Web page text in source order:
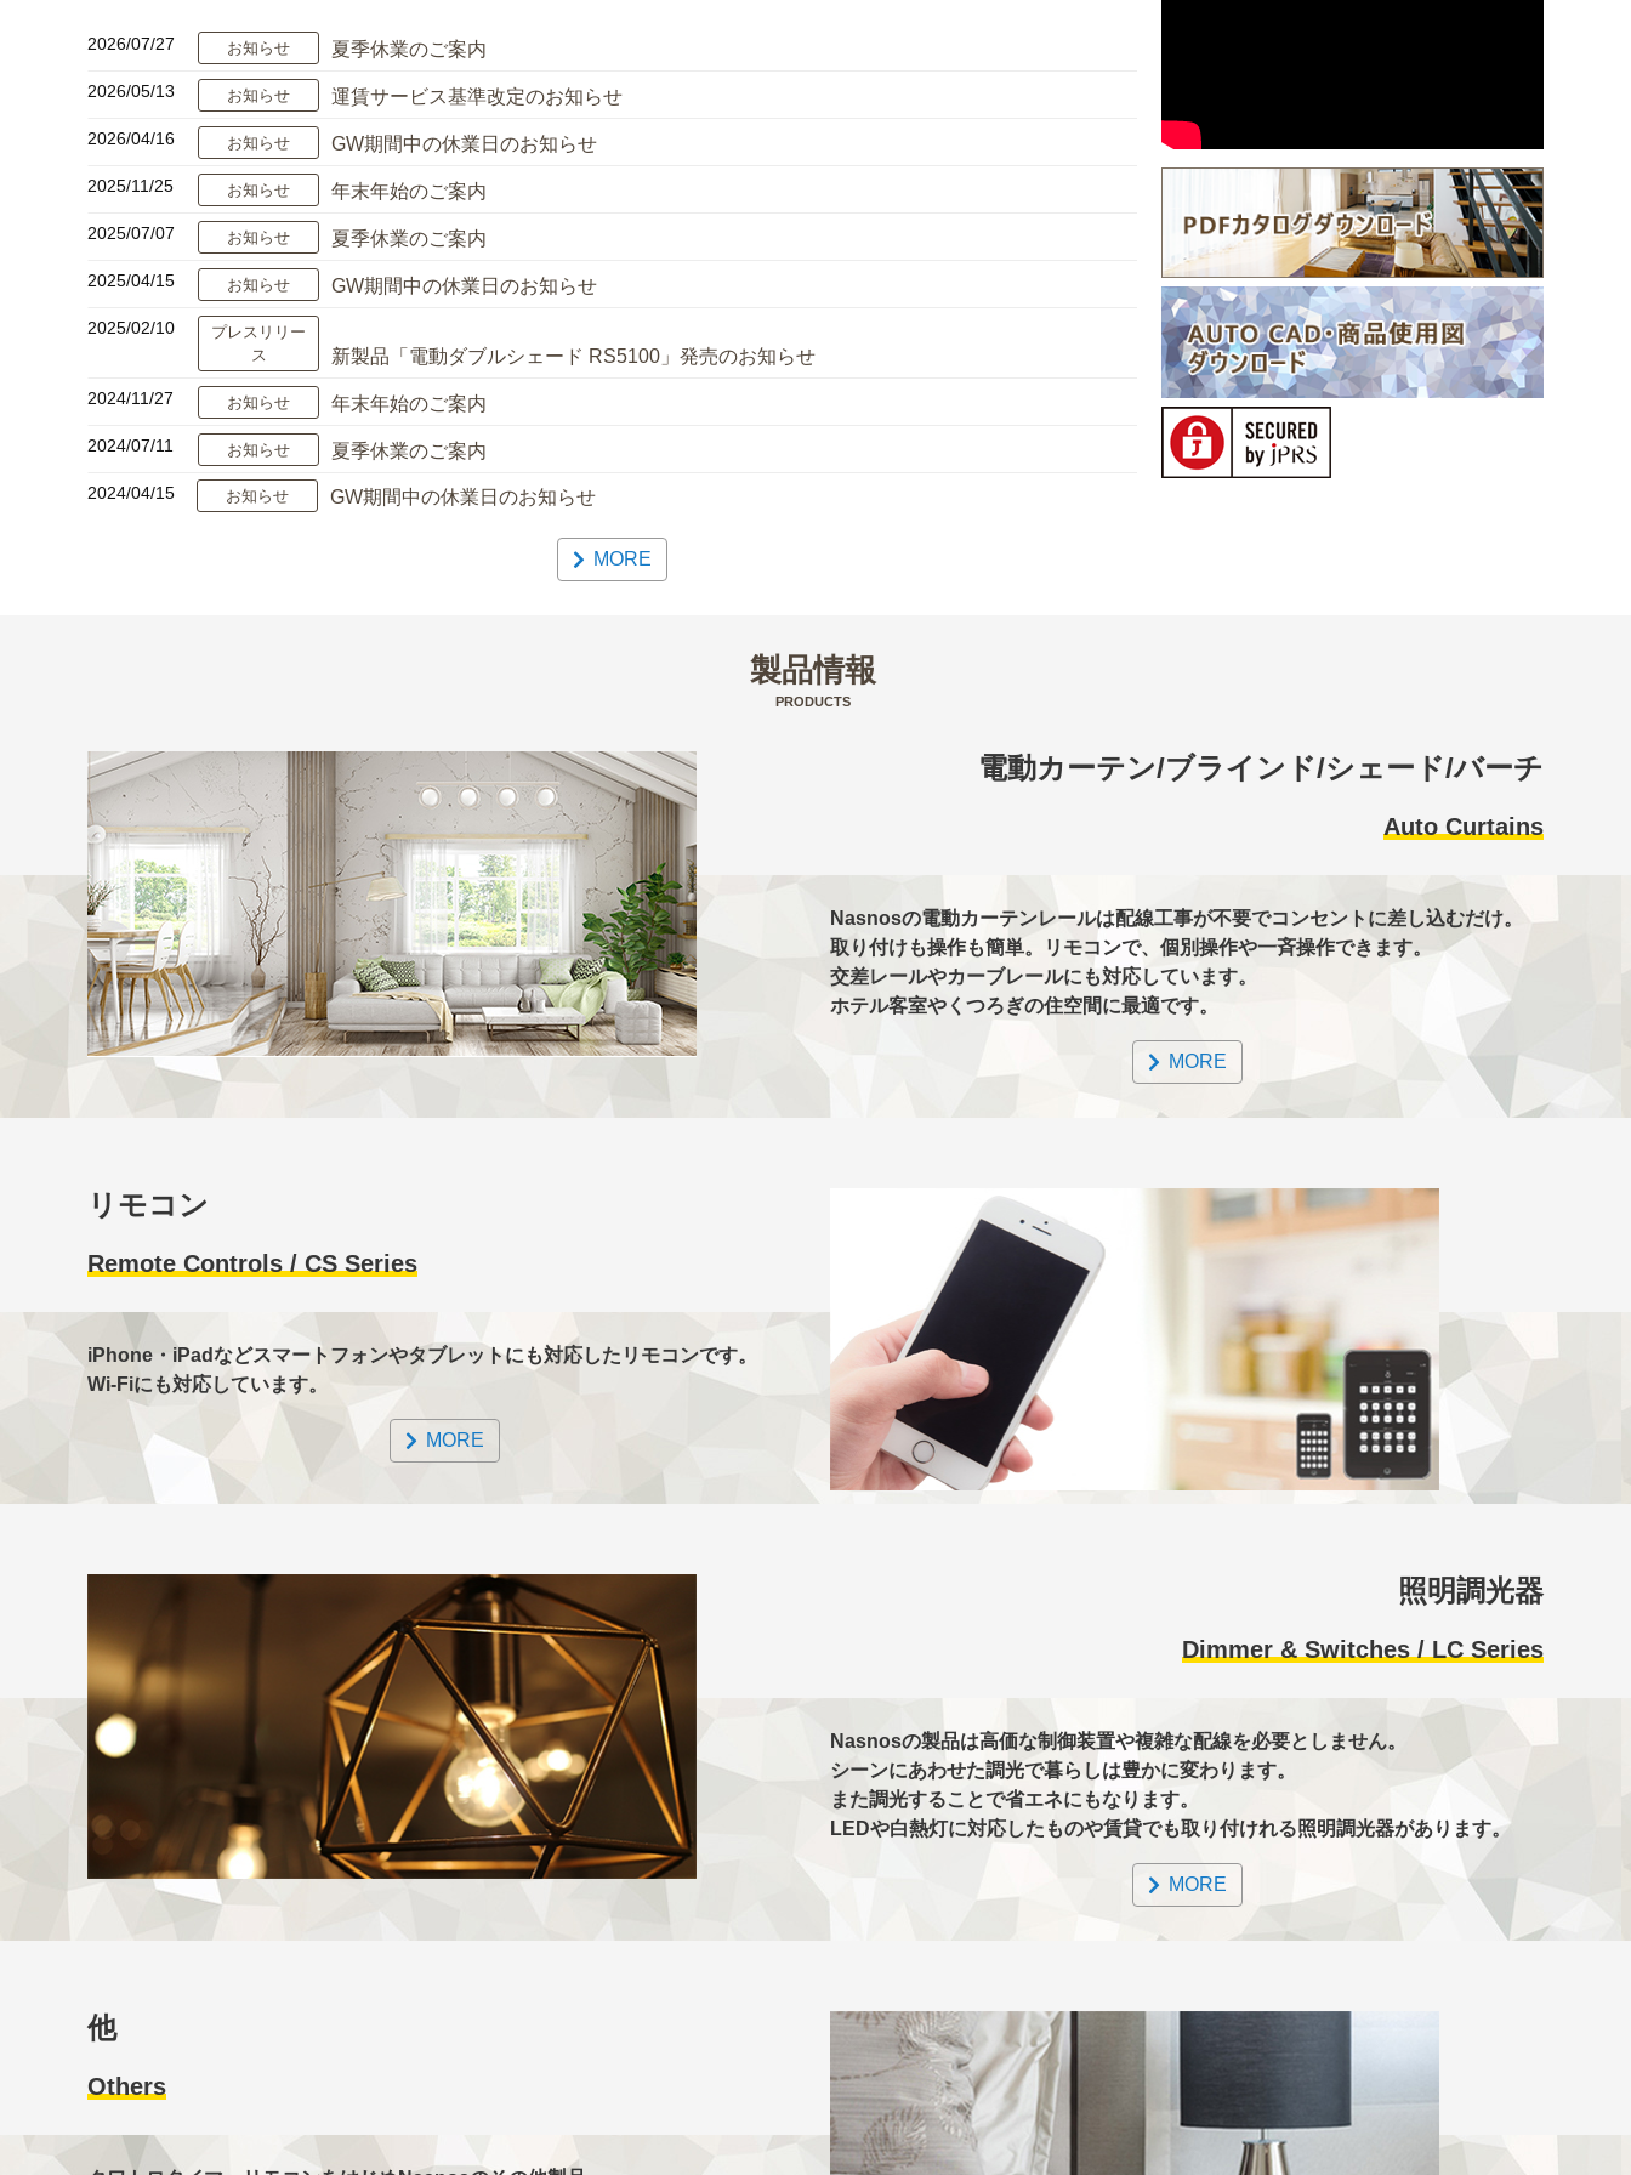
2026/07/27 お知らせ 夏季休業のご案内
2026/05/13 お知らせ 運賃サービス基準改定のお知らせ
2026/04/16 お知らせ GW期間中の休業日のお知らせ
2025/11/25 お知らせ 年末年始のご案内
2025/07/07 お知らせ 夏季休業のご案内
2025/04/15 お知らせ GW期間中の休業日のお知らせ
2025/02/10
プレスリリー
ス
新製品「電動ダブルシェード RS5100」発売のお知らせ
2024/11/27 お知らせ 年末年始のご案内
2024/07/11 お知らせ 夏季休業のご案内
2024/04/15 お知らせ GW期間中の休業日のお知らせ
MORE
製品情報
PRODUCTS
電動カーテン/ブラインド/シェード/バーチ
Auto Curtains
Nasnosの電動カーテンレールは配線工事が不要でコンセントに差し込むだけ。
取り付けも操作も簡単。リモコンで、個別操作や一斉操作できます。
交差レールやカーブレールにも対応しています。
ホテル客室やくつろぎの住空間に最適です。
MORE
リモコン
Remote Controls / CS Series
iPhone・iPadなどスマートフォンやタブレットにも対応したリモコンです。
Wi-Fiにも対応しています。
MORE
照明調光器
Dimmer & Switches / LC Series
Nasnosの製品は高価な制御装置や複雑な配線を必要としません。
シーンにあわせた調光で暮らしは豊かに変わります。
また調光することで省エネにもなります。
LEDや白熱灯に対応したものや賃貸でも取り付けれる照明調光器があります。
MORE
他
Others